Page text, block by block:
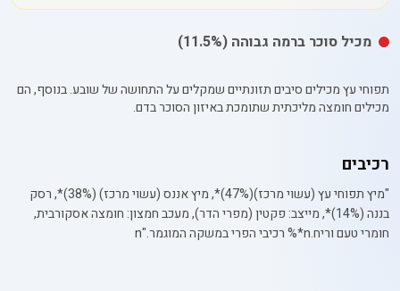
מכיל סוכר ברמה גבוהה (11.5%)
תפוחי עץ מכילים סיבים תזונתיים שמקלים על התחושה של שובע. בנוסף, הם
מכילים חומצה מליכתית שתומכת באיזון הסוכר בדם.
רכיבים
"מיץ תפוחי עץ (עשוי מרכז)(47%)*, מיץ אננס (עשוי מרכז) (38%)*, רסק
בננה (14%)*, מייצב: פקטין (מפרי הדר), מעכב חמצון: חומצה אסקורבית,
חומרי טעם וריח.n*% רכיבי הפרי במשקה המוגמר."n